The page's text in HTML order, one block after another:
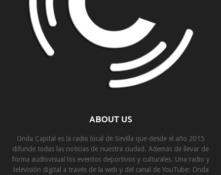
ABOUT US
Onda Capital es la radio local de Sevilla que desde el año 2015
difunde todas las noticias de nuestra ciudad. Además de llevar de
forma audiovisual los eventos deportivos y culturales. Una radio y
televisión digital a través de la web y del canal de YouTube: Onda